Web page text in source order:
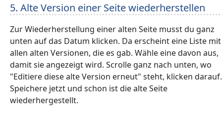
5. Alte Version einer Seite wiederherstellen
Zur Wiederherstellung einer alten Seite musst du ganz
unten auf das Datum klicken. Da erscheint eine Liste mit
allen alten Versionen, die es gab. Wähle eine davon aus,
damit sie angezeigt wird. Scrolle ganz nach unten, wo
"Editiere diese alte Version erneut" steht, klicken darauf.
Speichere jetzt und schon ist die alte Seite
wiederhergestellt.